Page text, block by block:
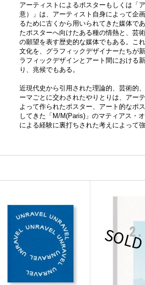
アーティストによるポスターもしくは「
意）」は、アーティスト自身によって企
るために古くから用いられてきた媒体で
たポスターへ向けたある種の情熱と、芸
の願望を表す歴史的な媒体でもある。こ
文化を、グラフィックデザイナーたちが
ラフィックデザインとアート間における
り、兆候でもある。
近現代史から引用された理論的、芸術的
ーマごとに交わされたやりとりは、アー
よって作られたポスター、アート的なポ
してきた「M/M(Paris)」のマティアス・
による経験に裏打ちされた考えによって